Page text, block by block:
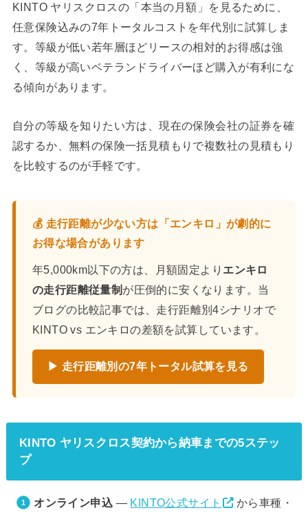
KINTO ヤリスクロスの「本当の月額」を見るために、
任意保険込みの7年トータルコストを年代別に試算しま
す。等級が低い若年層ほどリースの相対的お得感は強
く、等級が高いベテランドライバーほど購入が有利にな
る傾向があります。
自分の等級を知りたい方は、現在の保険会社の証券を確
認するか、無料の保険一括見積もりで複数社の見積もり
を比較するのが手軽です。
💰 走行距離が少ない方は「エンキロ」が劇的に
お得な場合があります
年5,000km以下の方は、月額固定より エンキロ
の走行距離従量制 が圧倒的に安くなります。当
ブログの比較記事では、走行距離別4シナリオで
KINTO vs エンキロの差額を試算しています。
▶ 走行距離別の7年トータル試算を見る
KINTO ヤリスクロス契約から納車までの5ステッ
プ
オンライン申込 — KINTO公式サイト
から車種・